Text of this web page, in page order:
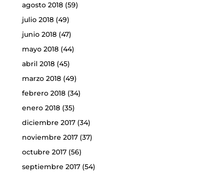
agosto 2018(59)
julio 2018(49)
junio 2018(47)
mayo 2018(44)
abril 2018(45)
marzo 2018(49)
febrero 2018(34)
enero 2018(35)
diciembre 2017(34)
noviembre 2017(37)
octubre 2017(56)
septiembre 2017(54)